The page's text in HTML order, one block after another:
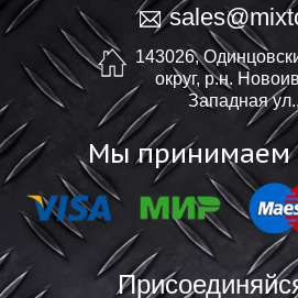
143026,
округ, р.н.
Западная
Мы принимаем